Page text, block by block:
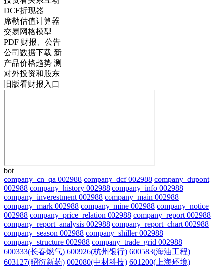
DCF折现器
席勒估值计算器
交易网格模型
PDF 财报、公告
公司数据下载 新
产品价格趋势 测
对外投资和股东
旧版看财报入口
bot
company_cn_qa 002988 company_dcf 002988 company_dupont
002988 company_history 002988 company_info 002988
company_inverestment 002988 company_main 002988
company_mark 002988 company_mine 002988 company_notice
002988 company_price_relation 002988 company_report 002988
company_report_analysis 002988 company_report_chart 002988
company_season 002988 company_shiller 002988
company_structure 002988 company_trade_grid 002988
600333(长春燃气) 600926(杭州银行) 600583(海油工程)
603127(昭衍新药) 002080(中材科技) 601200(上海环境)